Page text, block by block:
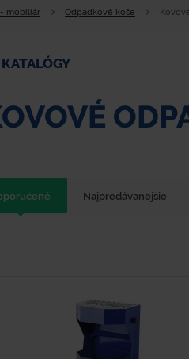
mobiliár Odpadkové koše
KATALÓGY
Najpredávanejšie